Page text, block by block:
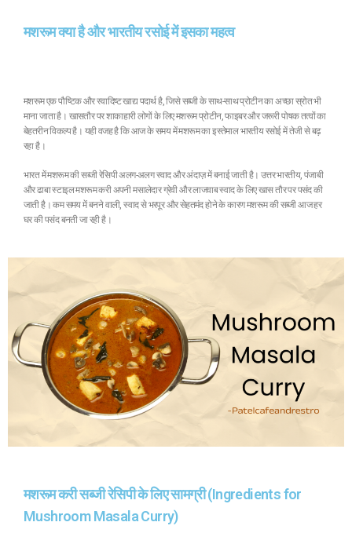
मशरूम क्या है और भारतीय रसोई में इसका महत्व
मशरूम एक पौष्टिक और स्वादिष्ट खाद्य पदार्थ है, जिसे सब्जी के साथ-साथ प्रोटीन का अच्छा स्रोत भी
माना जाता है। खासतौर पर शाकाहारी लोगों के लिए मशरूम प्रोटीन, फाइबर और जरूरी पोषक तत्वों का
बेहतरीन विकल्प है। यही वजह है कि आज के समय में मशरूम का इस्तेमाल भारतीय रसोई में तेजी से बढ़
रहा है।
भारत में मशरूम की सब्जी रेसिपी अलग-अलग स्वाद और अंदाज़ में बनाई जाती है। उत्तर भारतीय, पंजाबी
और ढाबा स्टाइल मशरूम करी अपनी मसालेदार ग्रेवी और लाजवाब स्वाद के लिए खास तौर पर पसंद की
जाती है। कम समय में बनने वाली, स्वाद से भरपूर और सेहतमंद होने के कारण मशरूम की सब्जी आज हर
घर की पसंद बनती जा रही है।
मशरूम करी सब्जी रेसिपी के लिए सामग्री (Ingredients for
Mushroom Masala Curry)